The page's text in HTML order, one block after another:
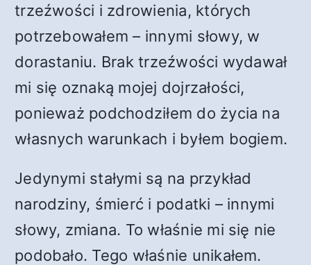
trzeźwości i zdrowienia, których
potrzebowałem – innymi słowy, w
dorastaniu. Brak trzeźwości wydawał
mi się oznaką mojej dojrzałości,
ponieważ podchodziłem do życia na
własnych warunkach i byłem bogiem.
Jedynymi stałymi są na przykład
narodziny, śmierć i podatki – innymi
słowy, zmiana. To właśnie mi się nie
podobało. Tego właśnie unikałem.